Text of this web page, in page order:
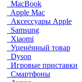
MacBook
Apple Mac
Аксессуары Apple
Samsung
Xiaomi
Уценённый товар
Dyson
Игровые приставки
Смартфоны